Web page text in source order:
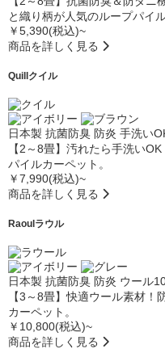
と織り柄が人気のループパイ
￥5,390(税込)~
商品を詳しく見る
Quillクイル
日本製 抗菌防臭 防炎 手洗い
【2～8畳】汚れたら手洗い
パイルカーペット。
￥7,990(税込)~
商品を詳しく見る
Raoulラウル
日本製 抗菌防臭 防炎 ウール
【3～8畳】快適ウール素材
カーペット。
￥10,800(税込)~
商品を詳しく見る